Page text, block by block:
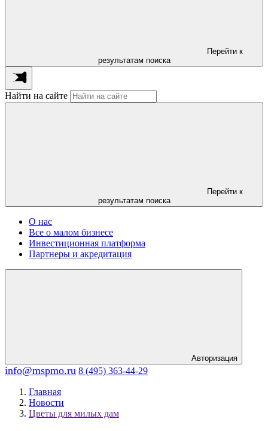
Перейти к
результатам поиска
Найти на сайте
Перейти к
результатам поиска
О нас
Все о малом бизнесе
Инвестиционная платформа
Партнеры и акредитация
Авторизация
info@mspmo.ru 8 (495) 363-44-29
Главная
Новости
Цветы для милых дам